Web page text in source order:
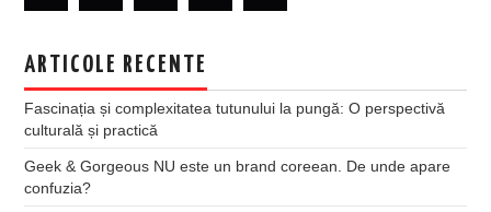
ARTICOLE RECENTE
Fascinația și complexitatea tutunului la pungă: O perspectivă
culturală și practică
Geek & Gorgeous NU este un brand coreean. De unde apare
confuzia?